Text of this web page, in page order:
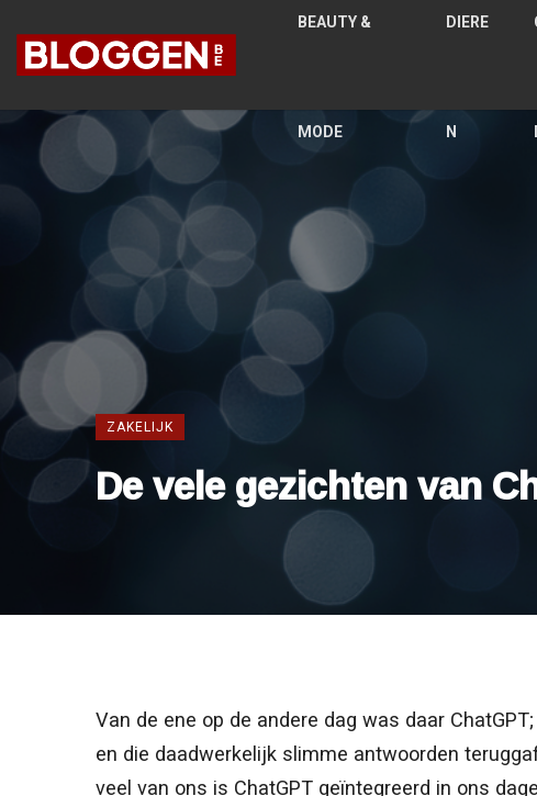
BEAUTY &
MODE
DIERE
N
ZAKELIJK
De vele gezichten van
Van de ene op de andere dag was daar
en die daadwerkelijk slimme antwoorden
veel van ons is ChatGPT geïntegreerd in ons